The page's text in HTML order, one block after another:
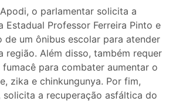
o parlamentar solicita a
Estadual Professor Ferreira Pinto e
de um ônibus escolar para atender
região. Além disso, também requer
para combater aumentar o
zika e chinkungunya. Por fim,
solicita a recuperação asfáltica do